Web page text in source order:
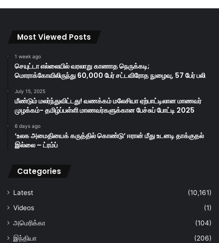
Most Viewed Posts
1 week ago
செயுட்டா எல்லையில் வரலாறு காணாத நெருக்கடி;
மொராக்கோவிலிருந்து 60,000 பேர் சட்டவிரோத நுழைவு, 57 பேர் பலி
July 15, 2025
மீண்டும் மலர்ந்துவிட்டது! வணக்கம் மலேசியா ஏற்பாட்டிலான மாணவர்
முழக்கம்- தமிழ்ப்பள்ளி மாணவர்களுக்கான பேச்சுப் போட்டி 2025
6 days ago
‘உலக அமைதியைக் கருத்தில் கொண்டு’ ஈரான் மீது உடனடி தாக்குதல்
இல்லை – ட்ரம்ப்
Categories
Latest
(10,161)
Videos
(1)
அமெரிக்கா
(104)
இந்தியா
(206)